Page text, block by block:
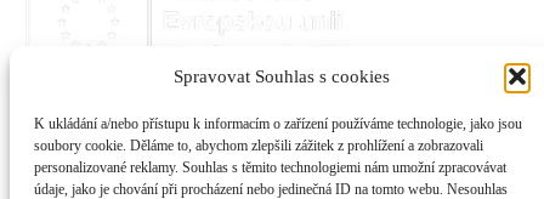
Spravovat Souhlas s cookies
K ukládání a/nebo přístupu k informacím o zařízení používáme technologie, jako jsou
soubory cookie. Děláme to, abychom zlepšili zážitek z prohlížení a zobrazovali
personalizované reklamy. Souhlas s těmito technologiemi nám umožní zpracovávat
údaje, jako je chování při procházení nebo jedinečná ID na tomto webu. Nesouhlas